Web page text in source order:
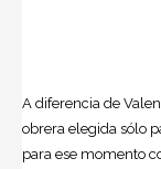
A diferencia de
obrera elegida sólo
para ese momento